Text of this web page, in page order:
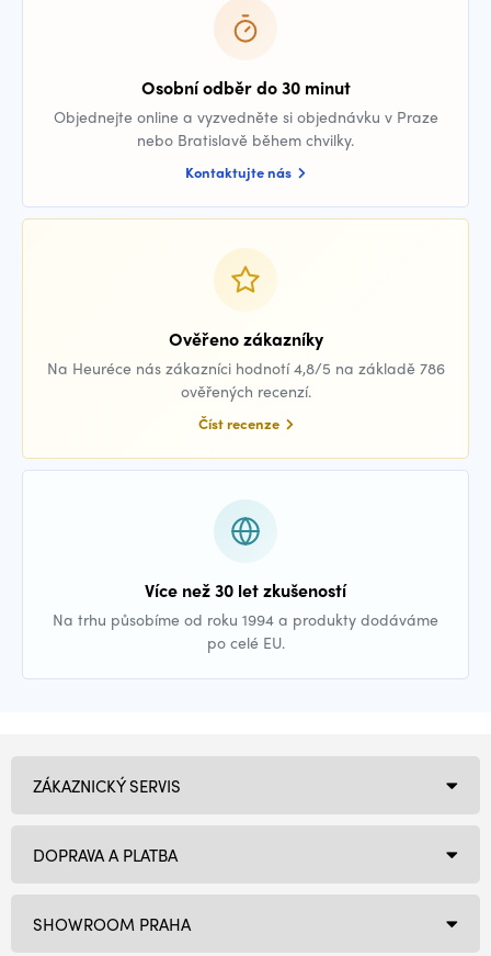
Osobní odběr do 30 minut
Objednejte online a vyzvedněte si objednávku v Praze
nebo Bratislavě během chvilky.
Kontaktujte nás
Ověřeno zákazníky
Na Heuréce nás zákazníci hodnotí 4,8/5 na základě 786
ověřených recenzí.
Číst recenze
Více než 30 let zkušeností
Na trhu působíme od roku 1994 a produkty dodáváme
po celé EU.
SHOWROOM PRAHA
ZÁKAZNICKÝ SERVIS
DOPRAVA A PLATBA